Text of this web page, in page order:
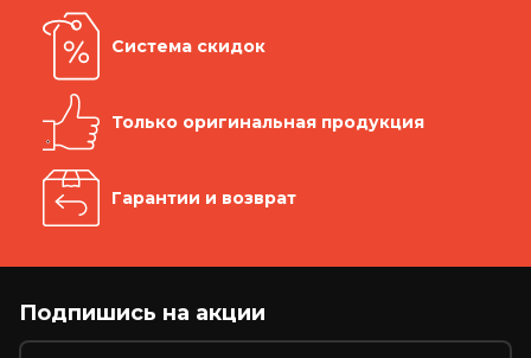
Система скидок
Только оригинальная продукция
Гарантии и возврат
Подпишись на акции